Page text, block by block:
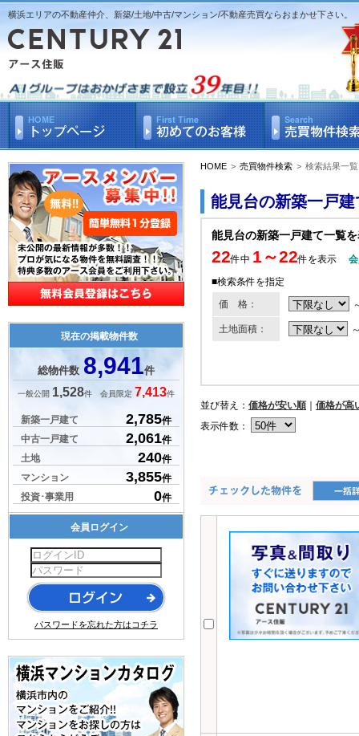
横浜エリアの不動産仲介、新築/土地/中古/マンション/不動産売買ならおまかせ下さい。
HOME > 売買物件検索 > 検索結果一覧
能見台の新築一戸
能見台の新築一戸建て一覧
22件中 1～22件を表示
■検索条件を指定
価 格：
土地面積：
並び替え： 価格が安い順
価格が高
表示件数：
現在の掲載物件数
総物件数 8,941件
一般公開 1,528件 会員限定 7,413件
新築一戸建て 2,785件
中古一戸建て
2,061件
土地
240件
マンション
3,855件
投資･事業用
0件
会員ログイン
パスワードを忘れた方はコチラ